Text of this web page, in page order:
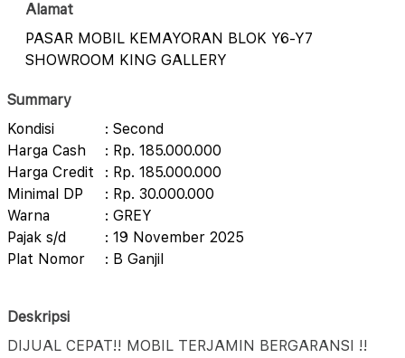
Alamat
PASAR MOBIL KEMAYORAN BLOK Y6-Y7
SHOWROOM KING GALLERY
Summary
Kondisi
: Second
Harga Cash
: Rp. 185.000.000
Harga Credit
: Rp. 185.000.000
Minimal DP
: Rp. 30.000.000
Warna
: GREY
Pajak s/d
: 19 November 2025
Plat Nomor
: B Ganjil
Deskripsi
DIJUAL CEPAT!! MOBIL TERJAMIN BERGARANSI !!